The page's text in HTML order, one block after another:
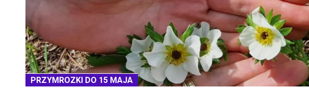
PRZYMROZKI DO 15 MAJA